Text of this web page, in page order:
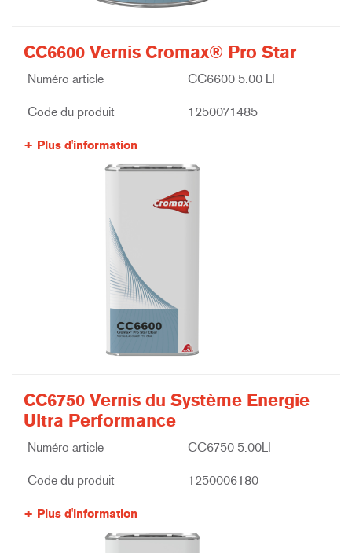
CC6600 Vernis Cromax® Pro Star
Numéro article CC6600 5.00 LI
Code du produit 1250071485
Plus d'information
CC6750 Vernis du Système Energie
Ultra Performance
Numéro article CC6750 5.00LI
Code du produit 1250006180
Plus d'information